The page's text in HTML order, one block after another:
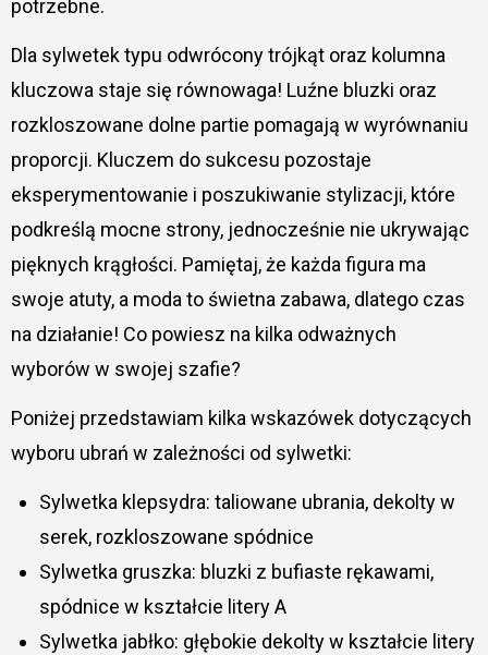
potrzebne.
Dla sylwetek typu odwrócony trójkąt oraz kolumna
kluczowa staje się równowaga! Luźne bluzki oraz
rozkloszowane dolne partie pomagają w wyrównaniu
proporcji. Kluczem do sukcesu pozostaje
eksperymentowanie i poszukiwanie stylizacji, które
podkreślą mocne strony, jednocześnie nie ukrywając
pięknych krągłości. Pamiętaj, że każda figura ma
swoje atuty, a moda to świetna zabawa, dlatego czas
na działanie! Co powiesz na kilka odważnych
wyborów w swojej szafie?
Poniżej przedstawiam kilka wskazówek dotyczących
wyboru ubrań w zależności od sylwetki:
Sylwetka klepsydra: taliowane ubrania, dekolty w
serek, rozkloszowane spódnice
Sylwetka gruszka: bluzki z bufiaste rękawami,
spódnice w kształcie litery A
Sylwetka jabłko: głębokie dekolty w kształcie litery